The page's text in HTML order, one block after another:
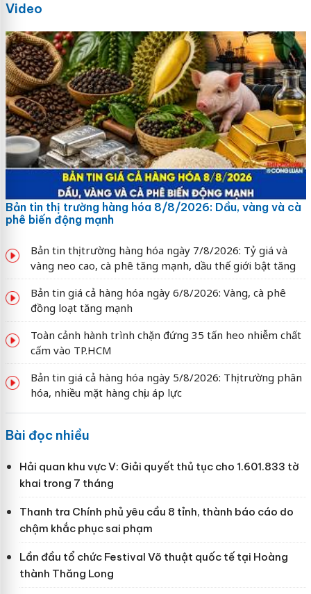
Video
Bản tin thị trường hàng hóa 8/8/2026: Dầu, vàng và cà
phê biến động mạnh
Bản tin thị trường hàng hóa ngày 7/8/2026: Tỷ giá và
vàng neo cao, cà phê tăng mạnh, dầu thế giới bật tăng
Bản tin giá cả hàng hóa ngày 6/8/2026: Vàng, cà phê
đồng loạt tăng mạnh
Toàn cảnh hành trình chặn đứng 35 tấn heo nhiễm chất
cấm vào TP.HCM
Bản tin giá cả hàng hóa ngày 5/8/2026: Thị trường phân
hóa, nhiều mặt hàng chịu áp lực
Bài đọc nhiều
Hải quan khu vực V: Giải quyết thủ tục cho 1.601.833 tờ
khai trong 7 tháng
Thanh tra Chính phủ yêu cầu 8 tỉnh, thành báo cáo do
chậm khắc phục sai phạm
Lần đầu tổ chức Festival Võ thuật quốc tế tại Hoàng
thành Thăng Long